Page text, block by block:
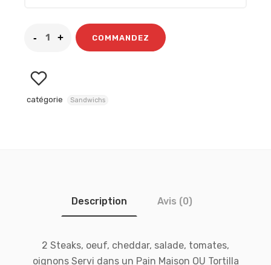
COMMANDEZ
catégorie Sandwichs
Description Avis (0)
2 Steaks, oeuf, cheddar, salade, tomates,
oignons Servi dans un Pain Maison OU Tortilla